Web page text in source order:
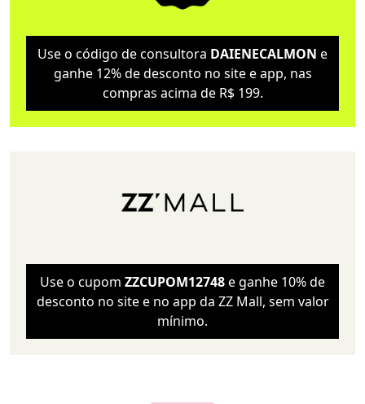
Use o código de consultora DAIENECALMON e
ganhe 12% de desconto no site e app, nas
compras acima de R$ 199.
Use o cupom ZZCUPOM12748e ganhe 10% de
desconto no site e no app da ZZ Mall, sem valor
mínimo.